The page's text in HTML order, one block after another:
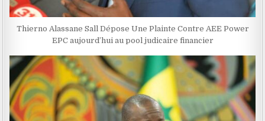
Thierno Alassane Sall Dépose Une Plainte Contre AEE Power
EPC aujourd’hui au pool judicaire financier